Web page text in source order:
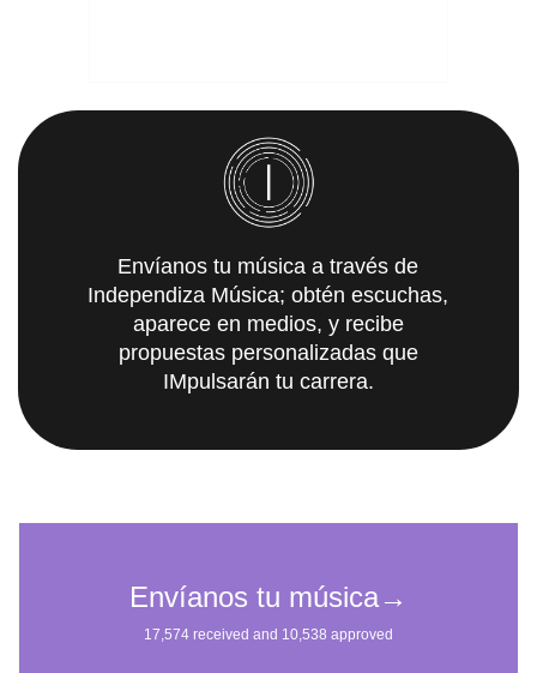
Envíanos tu música a través de
Independiza Música; obtén escuchas,
aparece en medios, y recibe
propuestas personalizadas que
IMpulsarán tu carrera.